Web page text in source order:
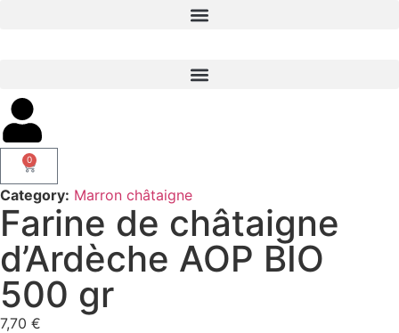
0
Category: Marron châtaigne
Farine de châtaigne
d’Ardèche AOP BIO
500 gr
7,70 €